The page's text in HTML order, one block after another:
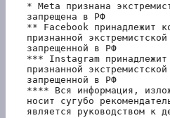
* Meta признана
запрещена в РФ
** Facebook принадлежит
признанной
запрещенной в РФ
*** Instagram принадлежит
признанной
запрещенной в РФ
**** Вся информация,
носит сугубо
является руководством к